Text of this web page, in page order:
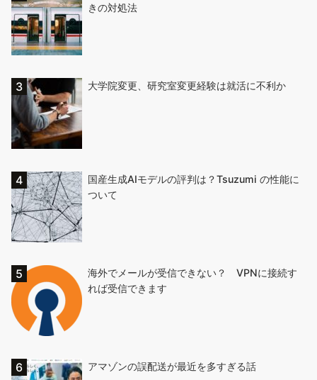
きの対処法
大学院変更、研究室変更経験は就活に不利か
国産生成AIモデルの評判は？Tsuzumi の性能に
ついて
海外でメールが受信できない？ VPNに接続す
れば受信できます
アマゾンの誤配送が最近を多すぎる話